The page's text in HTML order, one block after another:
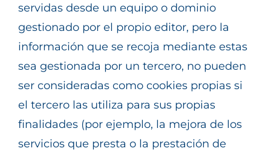
servidas desde un equipo o dominio
gestionado por el propio editor, pero la
información que se recoja mediante estas
sea gestionada por un tercero, no pueden
ser consideradas como cookies propias si
el tercero las utiliza para sus propias
finalidades (por ejemplo, la mejora de los
servicios que presta o la prestación de